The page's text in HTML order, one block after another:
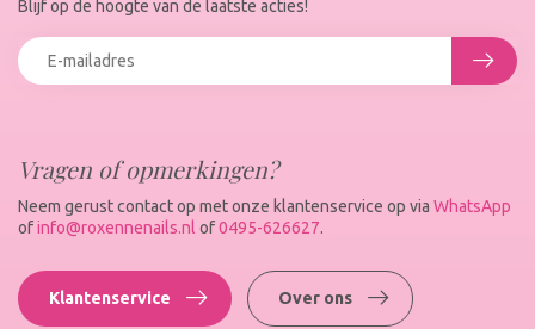
Vragen of opmerkingen?
Neem gerust contact op met onze klantenservice op via WhatsApp
ofinfo@roxennenails.nl of0495-626627.
Klantenservice Over ons
Blijf op de hoogte van de laatste acties!